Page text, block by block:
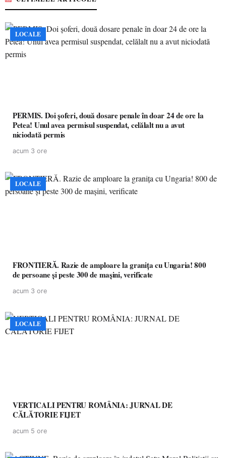
LOCALE
PERMIS. Doi șoferi, două dosare penale în doar 24 de ore la
Petea! Unul avea permisul suspendat, celălalt nu a avut
niciodată permis
acum 3 ore
LOCALE
FRONTIERĂ. Razie de amploare la granița cu Ungaria! 800
de persoane și peste 300 de mașini, verificate
acum 3 ore
LOCALE
VERTICALI PENTRU ROMÂNIA: JURNAL DE
CĂLĂTORIE FIJET
acum 5 ore